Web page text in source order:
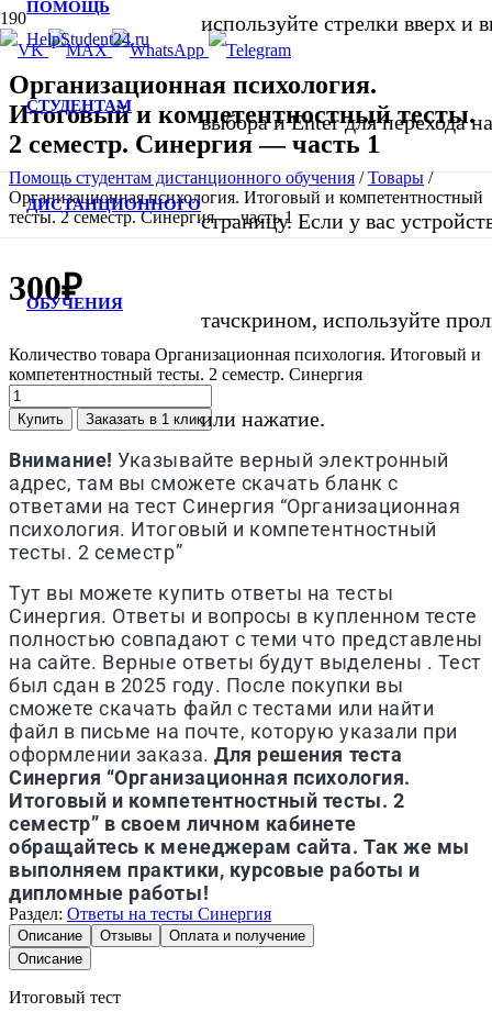
ПОМОЩЬ
СТУДЕНТАМ
ДИСТАНЦИОННОГО
ОБУЧЕНИЯ
используйте стрелки вверх и
выбора и Enter для перехода
страницу. Если у вас
тачскрином, используйте
или нажатие.
Организационная психология.
Итоговый и компетентностный тесты.
2 семестр. Синергия — часть 1
Помощь студентам дистанционного обучения /Товары /
Организационная психология. Итоговый и компетентностный
тесты. 2 семестр. Синергия — часть 1
300₽
Количество товара Организационная психология. Итоговый и
компетентностный тесты. 2 семестр. Синергия
Купить Заказать в 1 клик
Внимание! Указывайте верный электронный
адрес, там вы сможете скачать бланк с
ответами на тест Синергия “Организационная
психология. Итоговый и компетентностный
тесты. 2 семестр”
Тут вы можете купить ответы на тесты
Синергия. Ответы и вопросы в купленном тесте
полностью совпадают с теми что представлены
на сайте. Верные ответы будут выделены . Тест
был сдан в 2025 году. После покупки вы
сможете скачать файл с тестами или найти
файл в письме на почте, которую указали при
оформлении заказа.Для решения теста
Синергия “Организационная психология.
Итоговый и компетентностный тесты. 2
семестр” в своем личном кабинете
обращайтесь к менеджерам сайта. Так же мы
выполняем практики, курсовые работы и
дипломные работы!
Раздел: Ответы на тесты Синергия
Описание Отзывы
Оплата и получение
Описание
Итоговый тест